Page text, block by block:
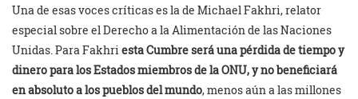
Una de esas voces críticas es la de Michael Fakhri, relator
especial sobre el Derecho a la Alimentación de las Naciones
Unidas. Para Fakhriesta Cumbre será una pérdida de tiempo y
dinero para los Estados miembros de la ONU, y no beneficiará
en absoluto a los pueblos del mundo, menos aún a las millones